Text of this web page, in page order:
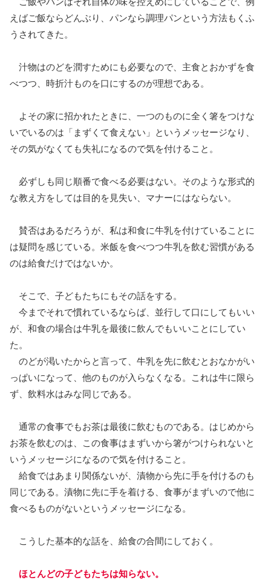
えばご飯ならどんぶり、パンなら調理パンという方法もくふ
うされてきた。
汁物はのどを潤すためにも必要なので、主食とおかずを食
べつつ、時折汁ものを口にするのが理想である。
よその家に招かれたときに、一つのものに全く箸をつけな
いでいるのは「まずくて食えない」というメッセージなり、
その気がなくても失礼になるので気を付けること。
必ずしも同じ順番で食べる必要はない。そのような形式的
な教え方をしては目的を見失い、マナーにはならない。
賛否はあるだろうが、私は和食に牛乳を付けていることに
は疑問を感じている。米飯を食べつつ牛乳を飲む習慣がある
のは給食だけではないか。
そこで、子どもたちにもその話をする。
今までそれで慣れているならば、並行して口にしてもいい
が、和食の場合は牛乳を最後に飲んでもいいことにしてい
た。
のどが渇いたからと言って、牛乳を先に飲むとおなかがい
っぱいになって、他のものが入らなくなる。これは牛に限ら
ず、飲料水はみな同じである。
通常の食事でもお茶は最後に飲むものである。はじめから
お茶を飲むのは、この食事はまずいから箸がつけられないと
いうメッセージになるので気を付けること。
給食ではあまり関係ないが、漬物から先に手を付けるのも
同じである。漬物に先に手を着ける、食事がまずいので他に
食べるものがないというメッセージになる。
こうした基本的な話を、給食の合間にしておく。
ほとんどの子どもたちは知らない。